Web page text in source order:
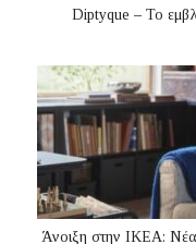
Diptyque – Το
Άνοιξη στην ΙΚΕΑ: